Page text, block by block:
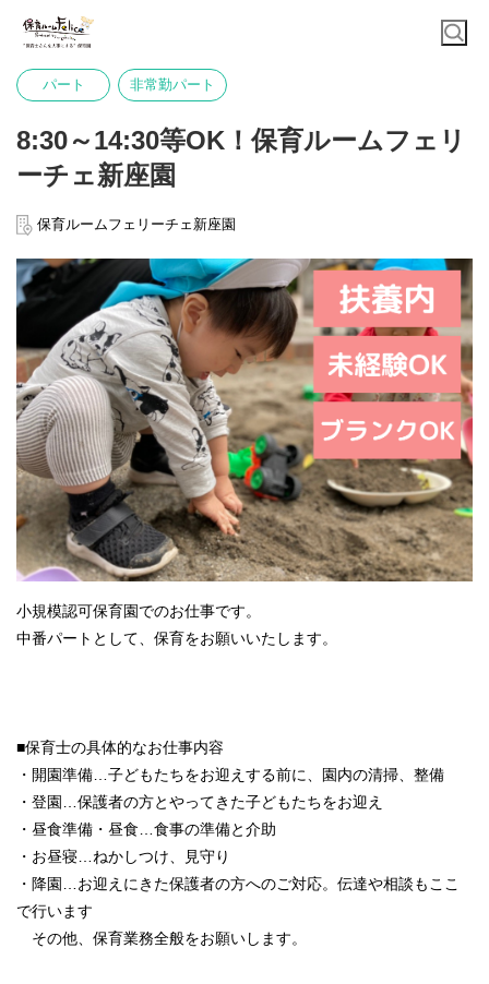
パート 非常勤パート
8:30～14:30等OK！保育ルームフェリ
ーチェ新座園
保育ルームフェリーチェ新座園
小規模認可保育園でのお仕事です。
中番パートとして、保育をお願いいたします。
■保育士の具体的なお仕事内容
・開園準備…子どもたちをお迎えする前に、園内の清掃、整備
・登園…保護者の方とやってきた子どもたちをお迎え
・昼食準備・昼食…食事の準備と介助
・お昼寝…ねかしつけ、見守り
・降園…お迎えにきた保護者の方へのご対応。伝達や相談もここ
で行います
その他、保育業務全般をお願いします。